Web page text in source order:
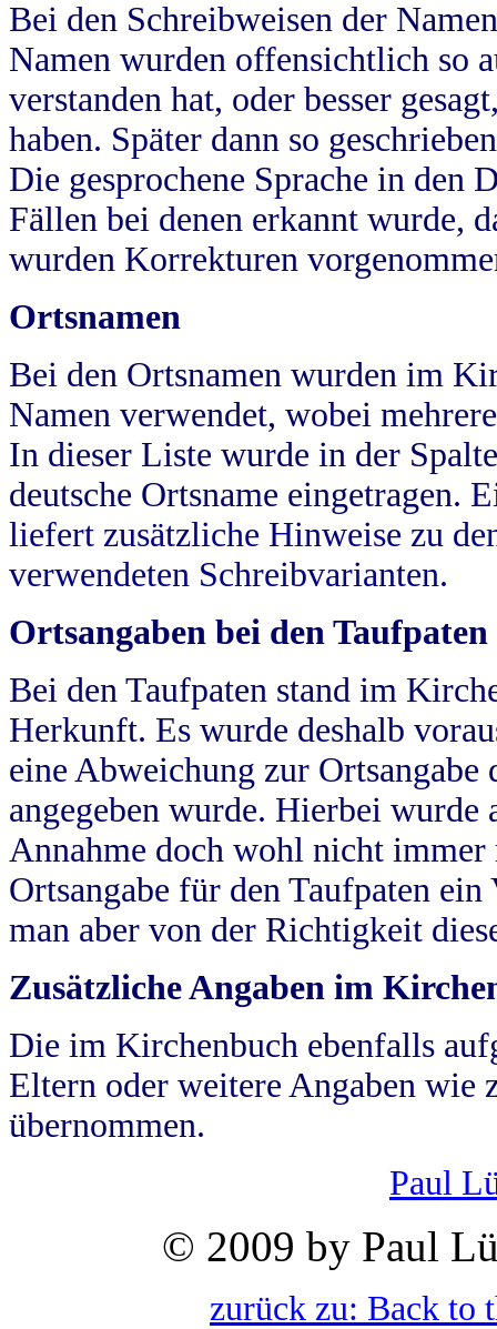
Bei den Schreibweisen der
Namen wurden offensichtlich so
verstanden hat, oder besser
haben. Später dann so
Die gesprochene Sprache in
Fällen bei denen erkannt wurde,
wurden Korrekturen
Ortsnamen
Bei den Ortsnamen wurden im
Namen verwendet, wobei
In dieser Liste wurde in der
deutsche Ortsname eingetragen.
liefert zusätzliche Hinweise zu
verwendeten Schreibvarianten.
Ortsangaben bei den Taufpaten
Bei den Taufpaten stand im
Herkunft. Es wurde deshalb
eine Abweichung zur
angegeben wurde. Hierbei wurde
Annahme doch wohl nicht
Ortsangabe für den Taufpaten
man aber von der Richtigkeit
Zusätzliche Angaben im
Die im Kirchenbuch ebenfalls
Eltern oder weitere Angaben wie
übernommen.
Paul
© 2009 by Paul
zurück zu: Back to